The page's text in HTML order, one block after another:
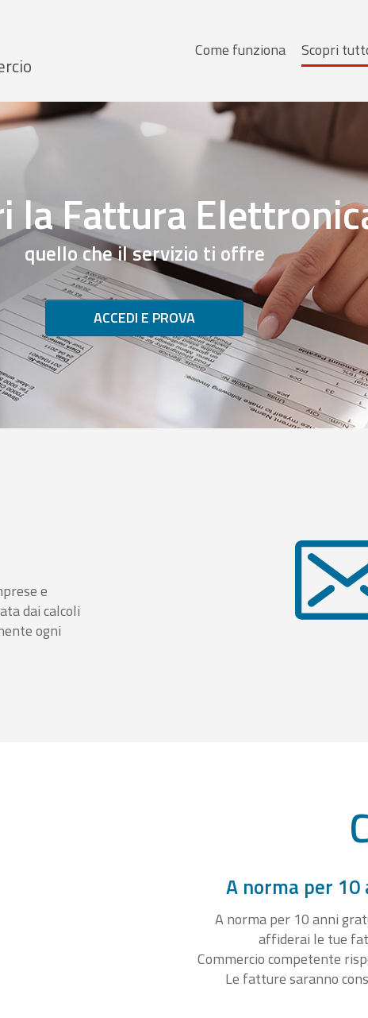
Menu
principale
Come funziona Scopri
la Fattura
quello che il servizio ti offre
ACCEDI E PROVA
e
dai calcoli
ogni
A norma per
A norma per 10 anni
affiderai le tue
Commercio competente
Le fatture saranno